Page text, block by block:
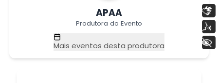
APAA
Produtora do Evento
Mais eventos desta produtora
+ Acessibilidade